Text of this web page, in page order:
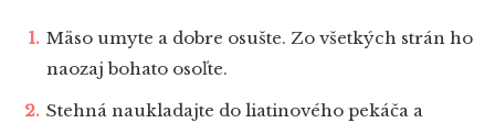
Mäso umyte a dobre osušte. Zo všetkých strán ho
naozaj bohato osoľte.
Stehná naukladajte do liatinového pekáča a